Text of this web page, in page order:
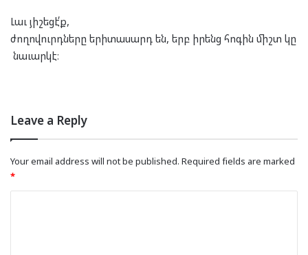
Լաւ յիշեցէ՛ք,
ժողովուրդները երիտասարդ են, երբ իրենց հոգին միշտ կը
նաւարկէ։
Leave a Reply
Your email address will not be published. Required fields are marked
*